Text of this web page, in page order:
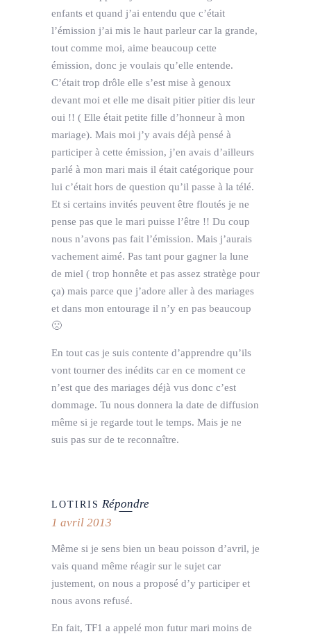
enfants et quand j’ai entendu que c’était
l’émission j’ai mis le haut parleur car la grande,
tout comme moi, aime beaucoup cette
émission, donc je voulais qu’elle entende.
C’était trop drôle elle s’est mise à genoux
devant moi et elle me disait pitier pitier dis leur
oui !! ( Elle était petite fille d’honneur à mon
mariage). Mais moi j’y avais déjà pensé à
participer à cette émission, j’en avais d’ailleurs
parlé à mon mari mais il était catégorique pour
lui c’était hors de question qu’il passe à la télé.
Et si certains invités peuvent être floutés je ne
pense pas que le mari puisse l’être !! Du coup
nous n’avons pas fait l’émission. Mais j’aurais
vachement aimé. Pas tant pour gagner la lune
de miel ( trop honnête et pas assez stratège pour
ça) mais parce que j’adore aller à des mariages
et dans mon entourage il n’y en pas beaucoup
🙁
En tout cas je suis contente d’apprendre qu’ils
vont tourner des inédits car en ce moment ce
n’est que des mariages déjà vus donc c’est
dommage. Tu nous donnera la date de diffusion
même si je regarde tout le temps. Mais je ne
suis pas sur de te reconnaître.
LOTIRIS Répondre
1 avril 2013
Même si je sens bien un beau poisson d’avril, je
vais quand même réagir sur le sujet car
justement, on nous a proposé d’y participer et
nous avons refusé.
En fait, TF1 a appelé mon futur mari moins de